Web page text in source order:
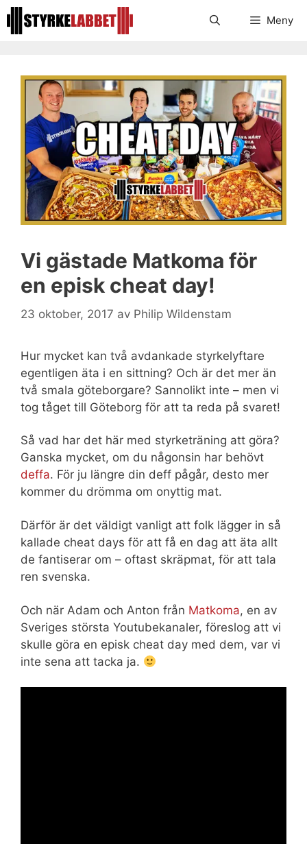
Hoppa
till
Meny
Vi gästade Matkoma för
en episk cheat day!
23 oktober, 2017 av Philip Wildenstam
Hur mycket kan två avdankade styrkelyftare
egentligen äta i en sittning? Och är det mer än
två smala göteborgare? Sannolikt inte – men vi
tog tåget till Göteborg för att ta reda på svaret!
Så vad har det här med styrketräning att göra?
Ganska mycket, om du någonsin har behövt
deffa. För ju längre din deff pågår, desto mer
kommer du drömma om onyttig mat.
Därför är det väldigt vanligt att folk lägger in så
kallade cheat days för att få en dag att äta allt
de fantiserar om – oftast skräpmat, för att tala
ren svenska.
Och när Adam och Anton från Matkoma, en av
Sveriges största Youtubekanaler, föreslog att vi
skulle göra en episk cheat day med dem, var vi
inte sena att tacka ja.